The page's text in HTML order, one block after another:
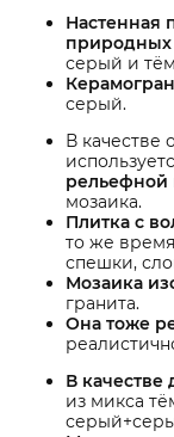
Настенная
природных
серый и
серый.
В качестве
рельефной
мозаика.
Плитка с
то же
спешки,
Мозаика
гранита.
Она тоже
В качестве
из микса